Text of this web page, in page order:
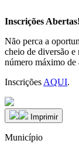
Inscrições Abertas!
Não perca a
cheio de diversão e
número máximo de
Inscrições AQUI.
Imprimir
Município